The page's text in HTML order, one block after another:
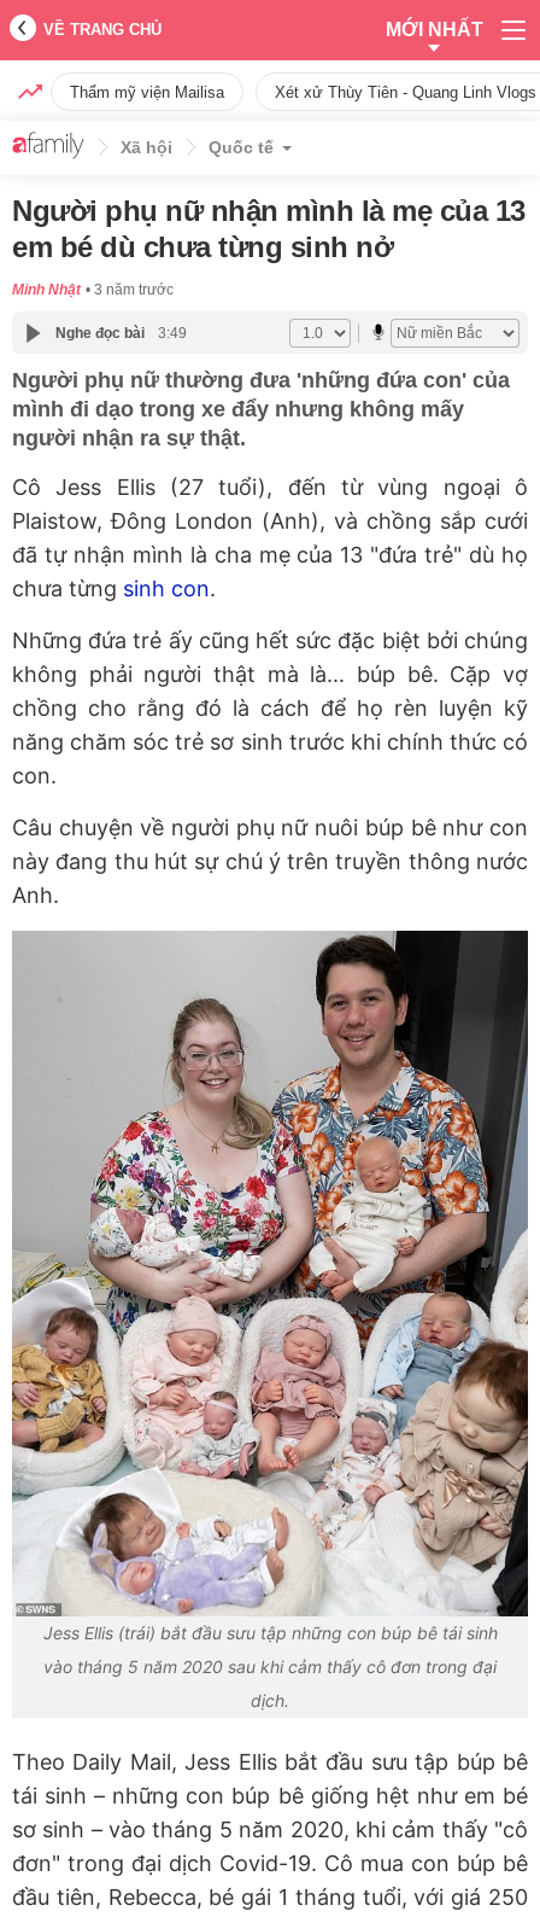
VỀ TRANG CHỦ MỚI NHẤT
Thẩm mỹ viện Mailisa Xét xử Thùy Tiên - Quang Linh
Xã hội Quốc tế
Người phụ nữ nhận mình là mẹ của 13
em bé dù chưa từng sinh nở
Minh Nhật 3 năm trước
Nghe đọc bài 3:49
Người phụ nữ thường đưa 'những đứa con' của
mình đi dạo trong xe đẩy nhưng không mấy
người nhận ra sự thật.
Cô Jess Ellis (27 tuổi), đến từ vùng ngoại ô
Plaistow, Đông London (Anh), và chồng sắp cưới
đã tự nhận mình là cha mẹ của 13 "đứa trẻ" dù họ
chưa từng sinh con.
Những đứa trẻ ấy cũng hết sức đặc biệt bởi chúng
không phải người thật mà là... búp bê. Cặp vợ
chồng cho rằng đó là cách để họ rèn luyện kỹ
năng chăm sóc trẻ sơ sinh trước khi chính thức có
con.
Câu chuyện về người phụ nữ nuôi búp bê như con
này đang thu hút sự chú ý trên truyền thông nước
Anh.
Jess Ellis (trái) bắt đầu sưu tập những con búp bê tái sinh
vào tháng 5 năm 2020 sau khi cảm thấy cô đơn trong đại
dịch.
Theo Daily Mail, Jess Ellis bắt đầu sưu tập búp bê
tái sinh – những con búp bê giống hệt như em bé
sơ sinh – vào tháng 5 năm 2020, khi cảm thấy "cô
đơn" trong đại dịch Covid-19. Cô mua con búp bê
đầu tiên, Rebecca, bé gái 1 tháng tuổi, với giá 250